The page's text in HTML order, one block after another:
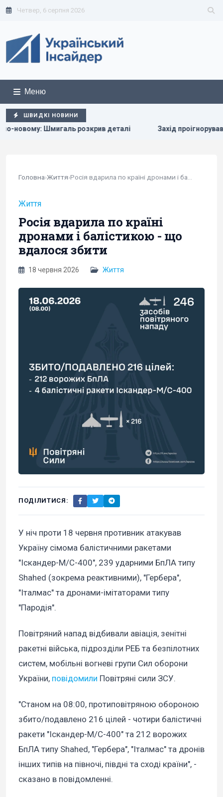
Четвер, 6 серпня 2026
Меню
ШВИДКІ НОВИНИ
деталі Захід проігнорував прохання Києва про
Головна›Життя›
Життя
Росія вдарила по країні
дронами і балістикою - що
вдалося збити
18 червня 2026 Життя
ПОДІЛИТИСЯ:
У ніч проти 18 червня противник атакував
Україну сімома балістичними ракетами
"Іскандер-М/С-400", 239 ударними БпЛА типу
Shahed (зокрема реактивними), "Гербера",
"Італмас" та дронами-імітаторами типу
"Пародія".
Повітряний напад відбивали авіація, зенітні
ракетні війська, підрозділи РЕБ та безпілотних
систем, мобільні вогневі групи Сил оборони
України, повідомили Повітряні сили ЗСУ.
"Станом на 08:00, протиповітряною обороною
збито/подавлено 216 цілей - чотири балістичні
ракети "Іскандер-М/С-400" та 212 ворожих
БпЛА типу Shahed, "Гербера", "Італмас" та дронів
інших типів на півночі, півдні та сході країни", -
сказано в повідомленні.